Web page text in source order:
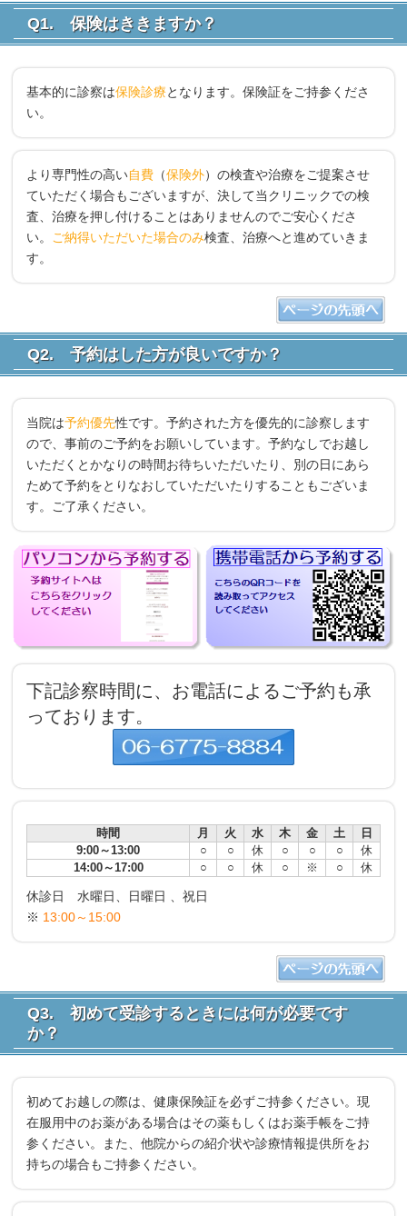
Q1. 保険はききますか？
基本的に診察は保険診療となります。保険証をご持参くださ
い。
より専門性の高い自費 （保険外）の検査や治療をご提案させ
ていただく場合もございますが、決して当クリニックでの検
査、治療を押し付けることはありませんのでご安心くださ
い。 ご納得いただいた場合のみ検査、治療へと進めていきま
す。
Q2. 予約はした方が良いですか？
当院は予約優先性です。予約された方を優先的に診察します
ので、事前のご予約をお願いしています。予約なしでお越し
いただくとかなりの時間お待ちいただいたり、別の日にあら
ためて予約をとりなおしていただいたりすることもございま
す。ご了承ください。
下記診察時間に、お電話によるご予約も承
っております。
時間 月 火 水 木 金 土
日
9:00～13:00
○ ○ 休 ○ ○ ○
休
14:00～17:00
○ ○ 休 ○ ※ ○ 休
休診日 水曜日、日曜日 、祝日
※ 13:00～15:00
Q3. 初めて受診するときには何が必要です
か？
初めてお越しの際は、健康保険証を必ずご持参ください。現
在服用中のお薬がある場合はその薬もしくはお薬手帳をご持
参ください。また、他院からの紹介状や診療情報提供所をお
持ちの場合もご持参ください。